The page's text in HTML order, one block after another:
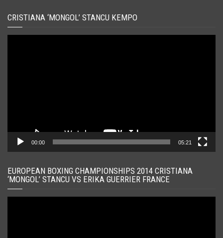
CRISTIANA ‘MONGOL’ STANCU KEMPO
00:00 05:21
EUROPEAN BOXING CHAMPIONSHIPS 2014 CRISTIANA
‘MONGOL’ STANCU VS ERIKA GUERRIER FRANCE